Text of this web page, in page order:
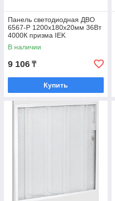
Панель светодиодная ДВО
6567-P 1200х180х20мм 36Вт
4000К призма IEK
В наличии
9 106 ₸
Купить